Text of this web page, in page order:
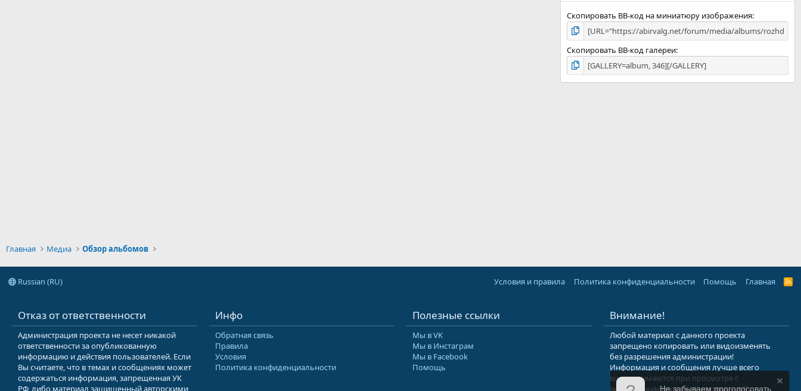
Скопировать BB-код на миниатюру изображения
Скопировать BB-код галереи
Главная Медиа Обзор альбомов
Russian (RU) Условия и правила Политика конфиденциальности Помощь Главная
R
Отказ от ответственности
Администрация проекта не несет никакой
ответственности за опубликованную
информацию и действия пользователей. Если
Вы считаете, что в темах и сообщениях может
содержаться информация, запрещенная УК
РФ, либо материал защищенный авторскими
Инфо
Обратная связь
Правила
Условия
Политика конфиденциальности
Полезные ссылки
Мы в VK
Мы в Инстаграм
Мы в Facebook
Помощь
Внимание!
Любой материал с данного проекта
запрещено копировать или видоизменять
без разрешения администрации!
Информация и сообщения лучше всего
воспринимаются при просмотре с
включенным мозгом и неутерянной
Не забываем проголосовать